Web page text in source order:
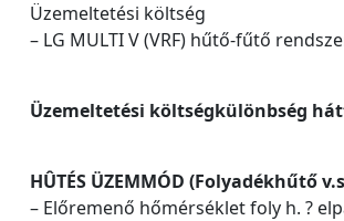
Üzemeltetési költség
– LG MULTI V (VRF) hűtő-fűtő
Üzemeltetési költségkülönbség
HÛTÉS ÜZEMMÓD (Folyadékhűtő
– Előremenő hőmérséklet foly h. ?